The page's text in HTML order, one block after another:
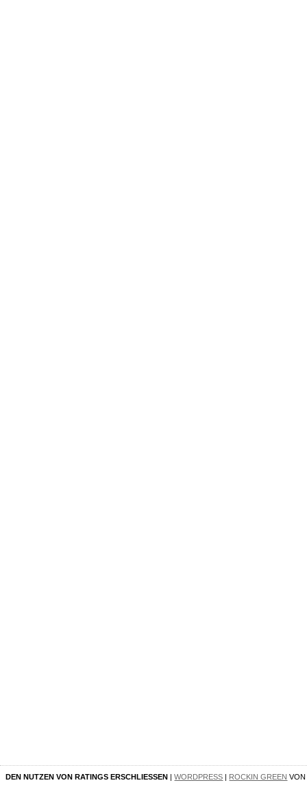
DEN NUTZEN VON RATINGS ERSCHLIESSEN |WORDPRESS | ROCKIN GREEN